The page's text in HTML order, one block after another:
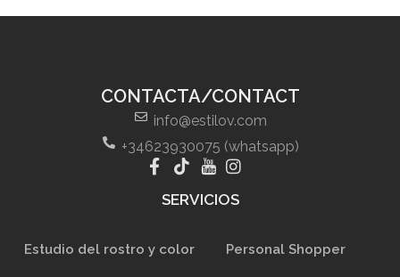
CONTACTA/CONTACT
info@estilov.com
+34623930075 (whatsapp)
SERVICIOS
Estudio del rostro y color Personal Shopper